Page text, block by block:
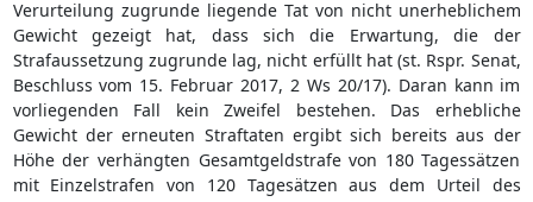
Verurteilung zugrunde liegende Tat von nicht unerheblichem
Gewicht gezeigt hat, dass sich die Erwartung, die der
Strafaussetzung zugrunde lag, nicht erfüllt hat (st. Rspr. Senat,
Beschluss vom 15. Februar 2017, 2 Ws 20/17). Daran kann im
vorliegenden Fall kein Zweifel bestehen. Das erhebliche
Gewicht der erneuten Straftaten ergibt sich bereits aus der
Höhe der verhängten Gesamtgeldstrafe von 180 Tagessätzen
mit Einzelstrafen von 120 Tagesätzen aus dem Urteil des